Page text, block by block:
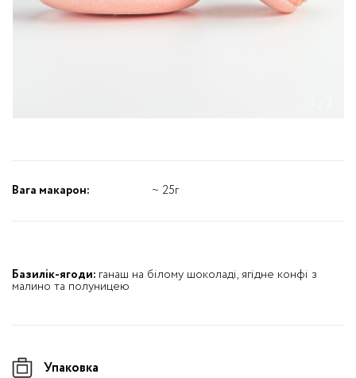
Вага макарон: ~ 25г
Базилік-ягоди: ганаш на білому шоколаді, ягідне конфі з
малино та полуницею
Упаковка